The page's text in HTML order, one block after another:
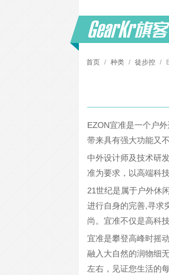
首页 / 种类 / 徒步控 /
EZON宜准是一个户
带来具有强大功能又
中外设计师及技术研
准为要求，以高端科
21世纪是属于户外休
进行自身的完善,寻求
尚。宜准不仅是高科
宜准是攀登高峰时摇
融入大自然的润物细
左右，见证您生活的每